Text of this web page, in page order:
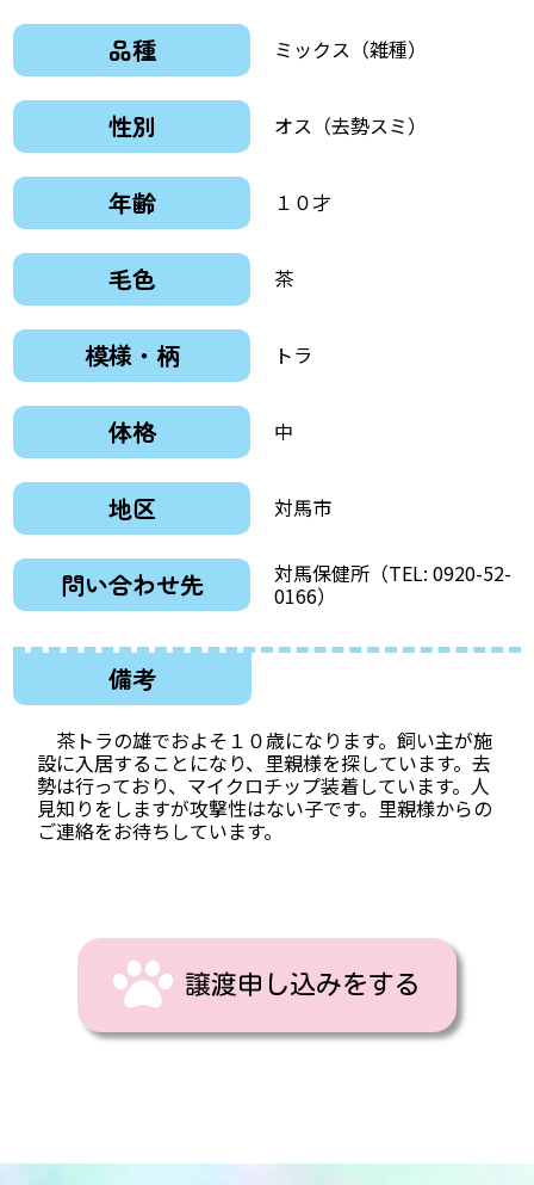
品種 ミックス（雑種）
性別 オス（去勢スミ）
年齢 １０才
毛色 茶
模様・柄 トラ
体格 中
地区 対馬市
問い合わせ先 対馬保健所（TEL: 0920-52-
0166）
備考
茶トラの雄でおよそ１０歳になります。飼い主が施
設に入居することになり、里親様を探しています。去
勢は行っており、マイクロチップ装着しています。人
見知りをしますが攻撃性はない子です。里親様からの
ご連絡をお待ちしています。
譲渡申し込みをする